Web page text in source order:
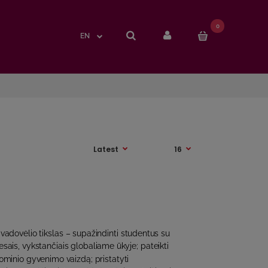
EN
0
EN
0
tikslas – supažindinti studentus su
vykstančiais globaliame ūkyje; pateikti
gyvenimo vaizdą; pristatyti